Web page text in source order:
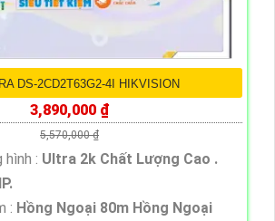
DS-2CD2T63G2-4I HIKVISION
3,890,000 ₫
5,570,000 ₫
: Ultra 2k Chất Lượng Cao .
IP.
: Hồng Ngoại 80m Hồng Ngoại